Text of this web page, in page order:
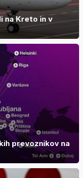
na Kreto in v
prevoznikov na